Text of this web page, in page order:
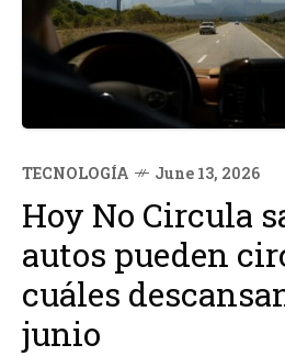
TECNOLOGÍA June 13, 2026
Hoy No Circula
autos pueden
cuáles
junio